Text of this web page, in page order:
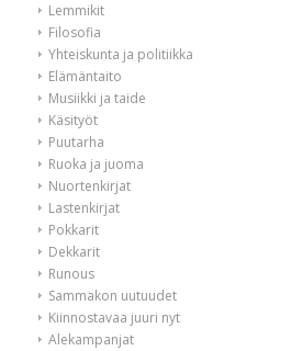
Lemmikit
Filosofia
Yhteiskunta ja politiikka
Elämäntaito
Musiikki ja taide
Käsityöt
Puutarha
Ruoka ja juoma
Nuortenkirjat
Lastenkirjat
Pokkarit
Dekkarit
Runous
Sammakon uutuudet
Kiinnostavaa juuri nyt
Alekampanjat